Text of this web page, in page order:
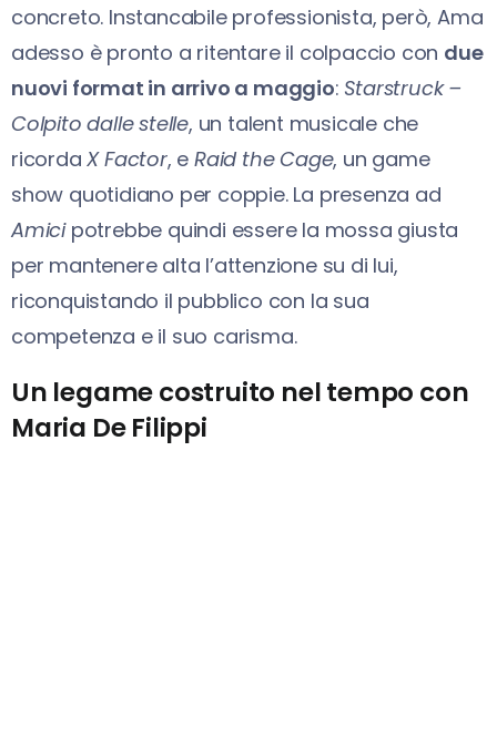
concreto. Instancabile professionista, però, Ama
adesso è pronto a ritentare il colpaccio con due
nuovi format in arrivo a maggio: Starstruck –
Colpito dalle stelle, un talent musicale che
ricordaX Factor, eRaid the Cage, un game
show quotidiano per coppie. La presenza ad
Amicipotrebbe quindi essere la mossa giusta
per mantenere alta l’attenzione su di lui,
riconquistando il pubblico con la sua
competenza e il suo carisma.
Un legame costruito nel tempo con
Maria De Filippi